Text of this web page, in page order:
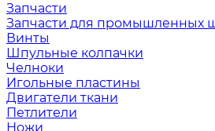
Запчасти
Запчасти для промышленных
Винты
Шпульные колпачки
Челноки
Игольные пластины
Двигатели ткани
Петлители
Ножи